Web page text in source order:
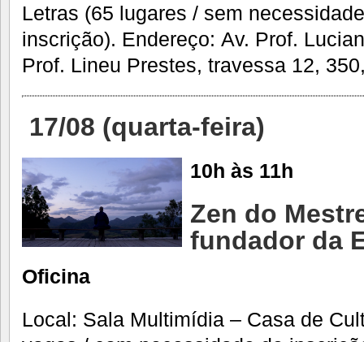
Letras (65 lugares / sem
inscrição). Endereço: Av. Prof.
Prof. Lineu Prestes, travessa 12,
17/08 (quarta-feira)
10h às 11h
Zen do
fundador da
Oficina
Local: Sala Multimídia – Casa de